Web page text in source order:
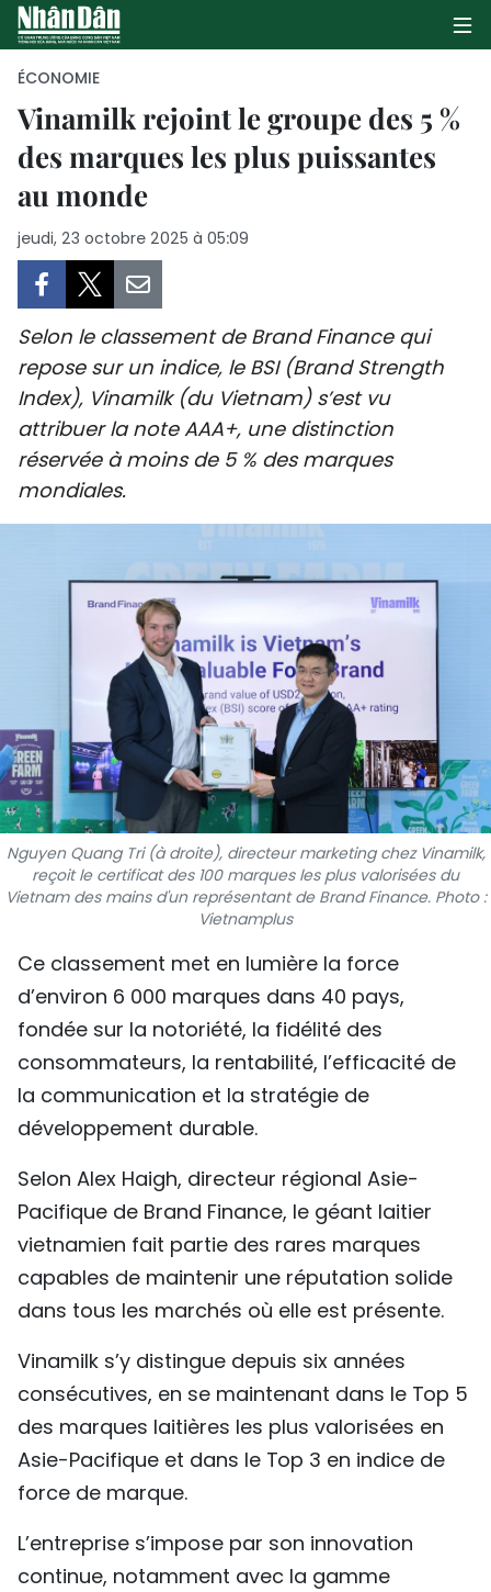
PAGE D'ACCUEIL
CULTURE
TOURISME
ENVIRONNEMENT
SPORT
FRANCOPHONIE
PAYS NATAL
INTERNATIONAL
MÉGASTORIE
INFOGRAPHIE
PHOTO
VIDÉO
À PROPOS DU "PEUPLE"
TIẾNG VIỆT
ENGLISH
中文
РУССКИЙ
ESPAÑOL
ÉCONOMIE
Vinamilk rejoint le groupe des 5 %
des marques les plus puissantes
au monde
jeudi, 23 octobre 2025 à 05:09
Selon le classement de Brand Finance qui
repose sur un indice, le BSI (Brand Strength
Index), Vinamilk (du Vietnam) s’est vu
attribuer la note AAA+, une distinction
réservée à moins de 5 % des marques
mondiales.
Nguyen Quang Tri (à droite), directeur marketing chez Vinamilk,
reçoit le certificat des 100 marques les plus valorisées du
Vietnam des mains d'un représentant de Brand Finance. Photo :
Vietnamplus
Ce classement met en lumière la force
d’environ 6 000 marques dans 40 pays,
fondée sur la notoriété, la fidélité des
consommateurs, la rentabilité, l’efficacité de
la communication et la stratégie de
développement durable.
Selon Alex Haigh, directeur régional Asie-
Pacifique de Brand Finance, le géant laitier
vietnamien fait partie des rares marques
capables de maintenir une réputation solide
dans tous les marchés où elle est présente.
Vinamilk s’y distingue depuis six années
consécutives, en se maintenant dans le Top 5
des marques laitières les plus valorisées en
Asie-Pacifique et dans le Top 3 en indice de
force de marque.
L’entreprise s’impose par son innovation
continue, notamment avec la gamme